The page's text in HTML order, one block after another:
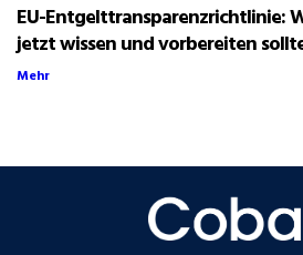
EU-Entgelttransparenzrichtlinie:
jetzt wissen und vorbereiten
Mehr